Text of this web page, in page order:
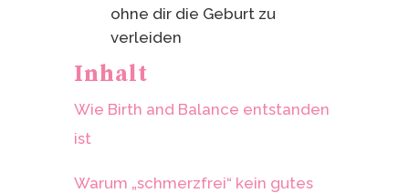
ohne dir die Geburt zu
verleiden
Inhalt
Wie Birth and Balance entstanden
ist
Warum „schmerzfrei“ kein gutes